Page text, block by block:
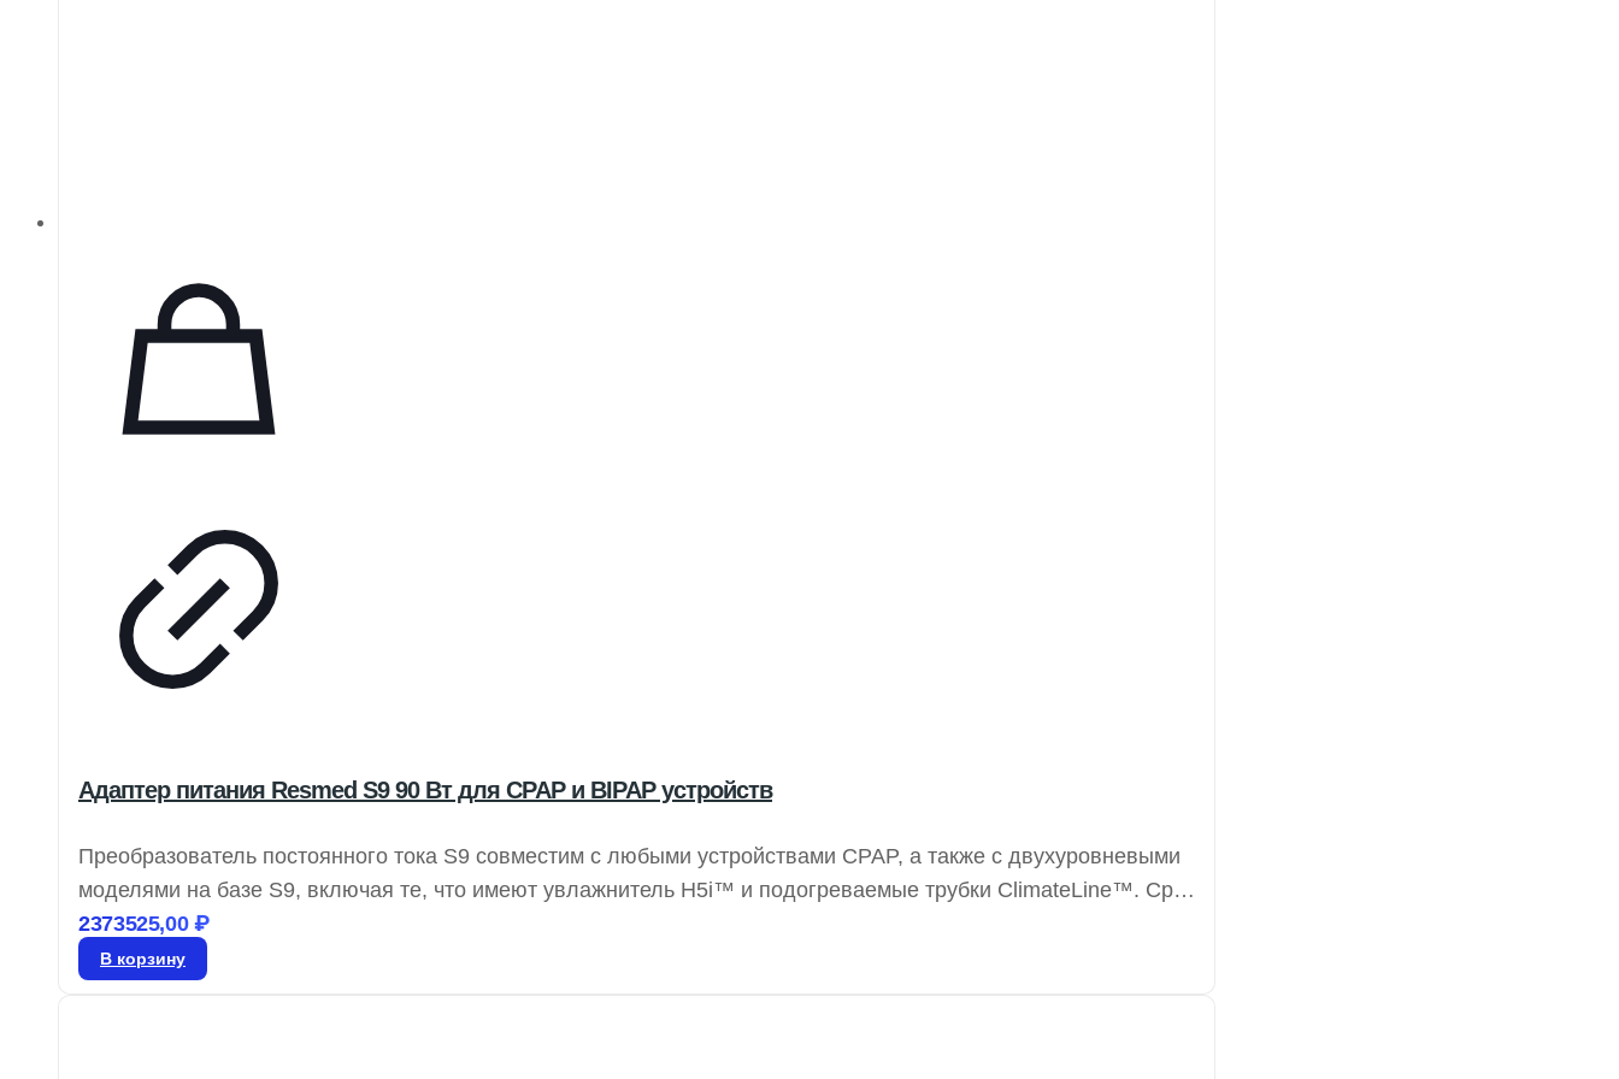
Адаптер питания Resmed S9 90 Вт для CPAP и BIPAP устройств
Преобразователь постоянного тока S9 совместим с любыми устройствами CPAP, а также с двухуровневыми
моделями на базе S9, включая те, что имеют увлажнитель H5i™ и подогреваемые трубки ClimateLine™. Срок
доставки 4–5 дней, гарантия от производителя — 1 год. Бренд: Resmed.
2373525,00₽
В корзину